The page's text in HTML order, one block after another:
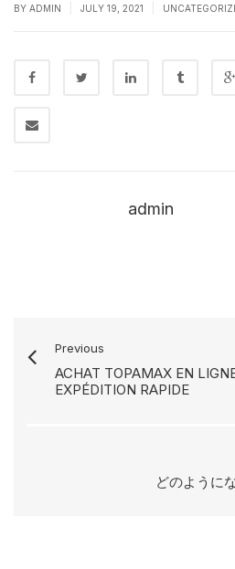
BY ADMIN JULY 19, 2021
admin
Previous
ACHAT TOPAMAX EN
EXPÉDITION RAPIDE
どのように